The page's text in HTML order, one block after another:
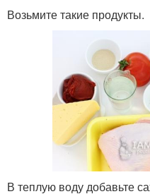
Возьмите такие продукты.
В теплую воду добавьте